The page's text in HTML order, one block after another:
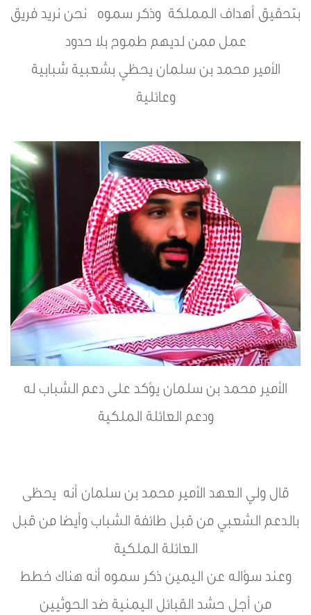
بتحقيق أهداف المملكة وذكر سموه نحن نريد فريق
عمل ممن لديهم طموح بلا حدود
الأمير محمد بن سلمان يحظي بشعبية شبابية
وعائلية
الأمير محمد بن سلمان يؤكد على دعم الشباب له
ودعم العائلة الملكية
قال ولي العهد الأمير محمد بن سلمان أنه يحظى
بالدعم الشعبي من قبل طائفة الشباب وأيضا من قبل
العائلة الملكية
وعند سؤاله عن اليمين ذكر سموه أنه هناك خطط
من أجل حشد القبائل اليمنية ضد الحوثيين